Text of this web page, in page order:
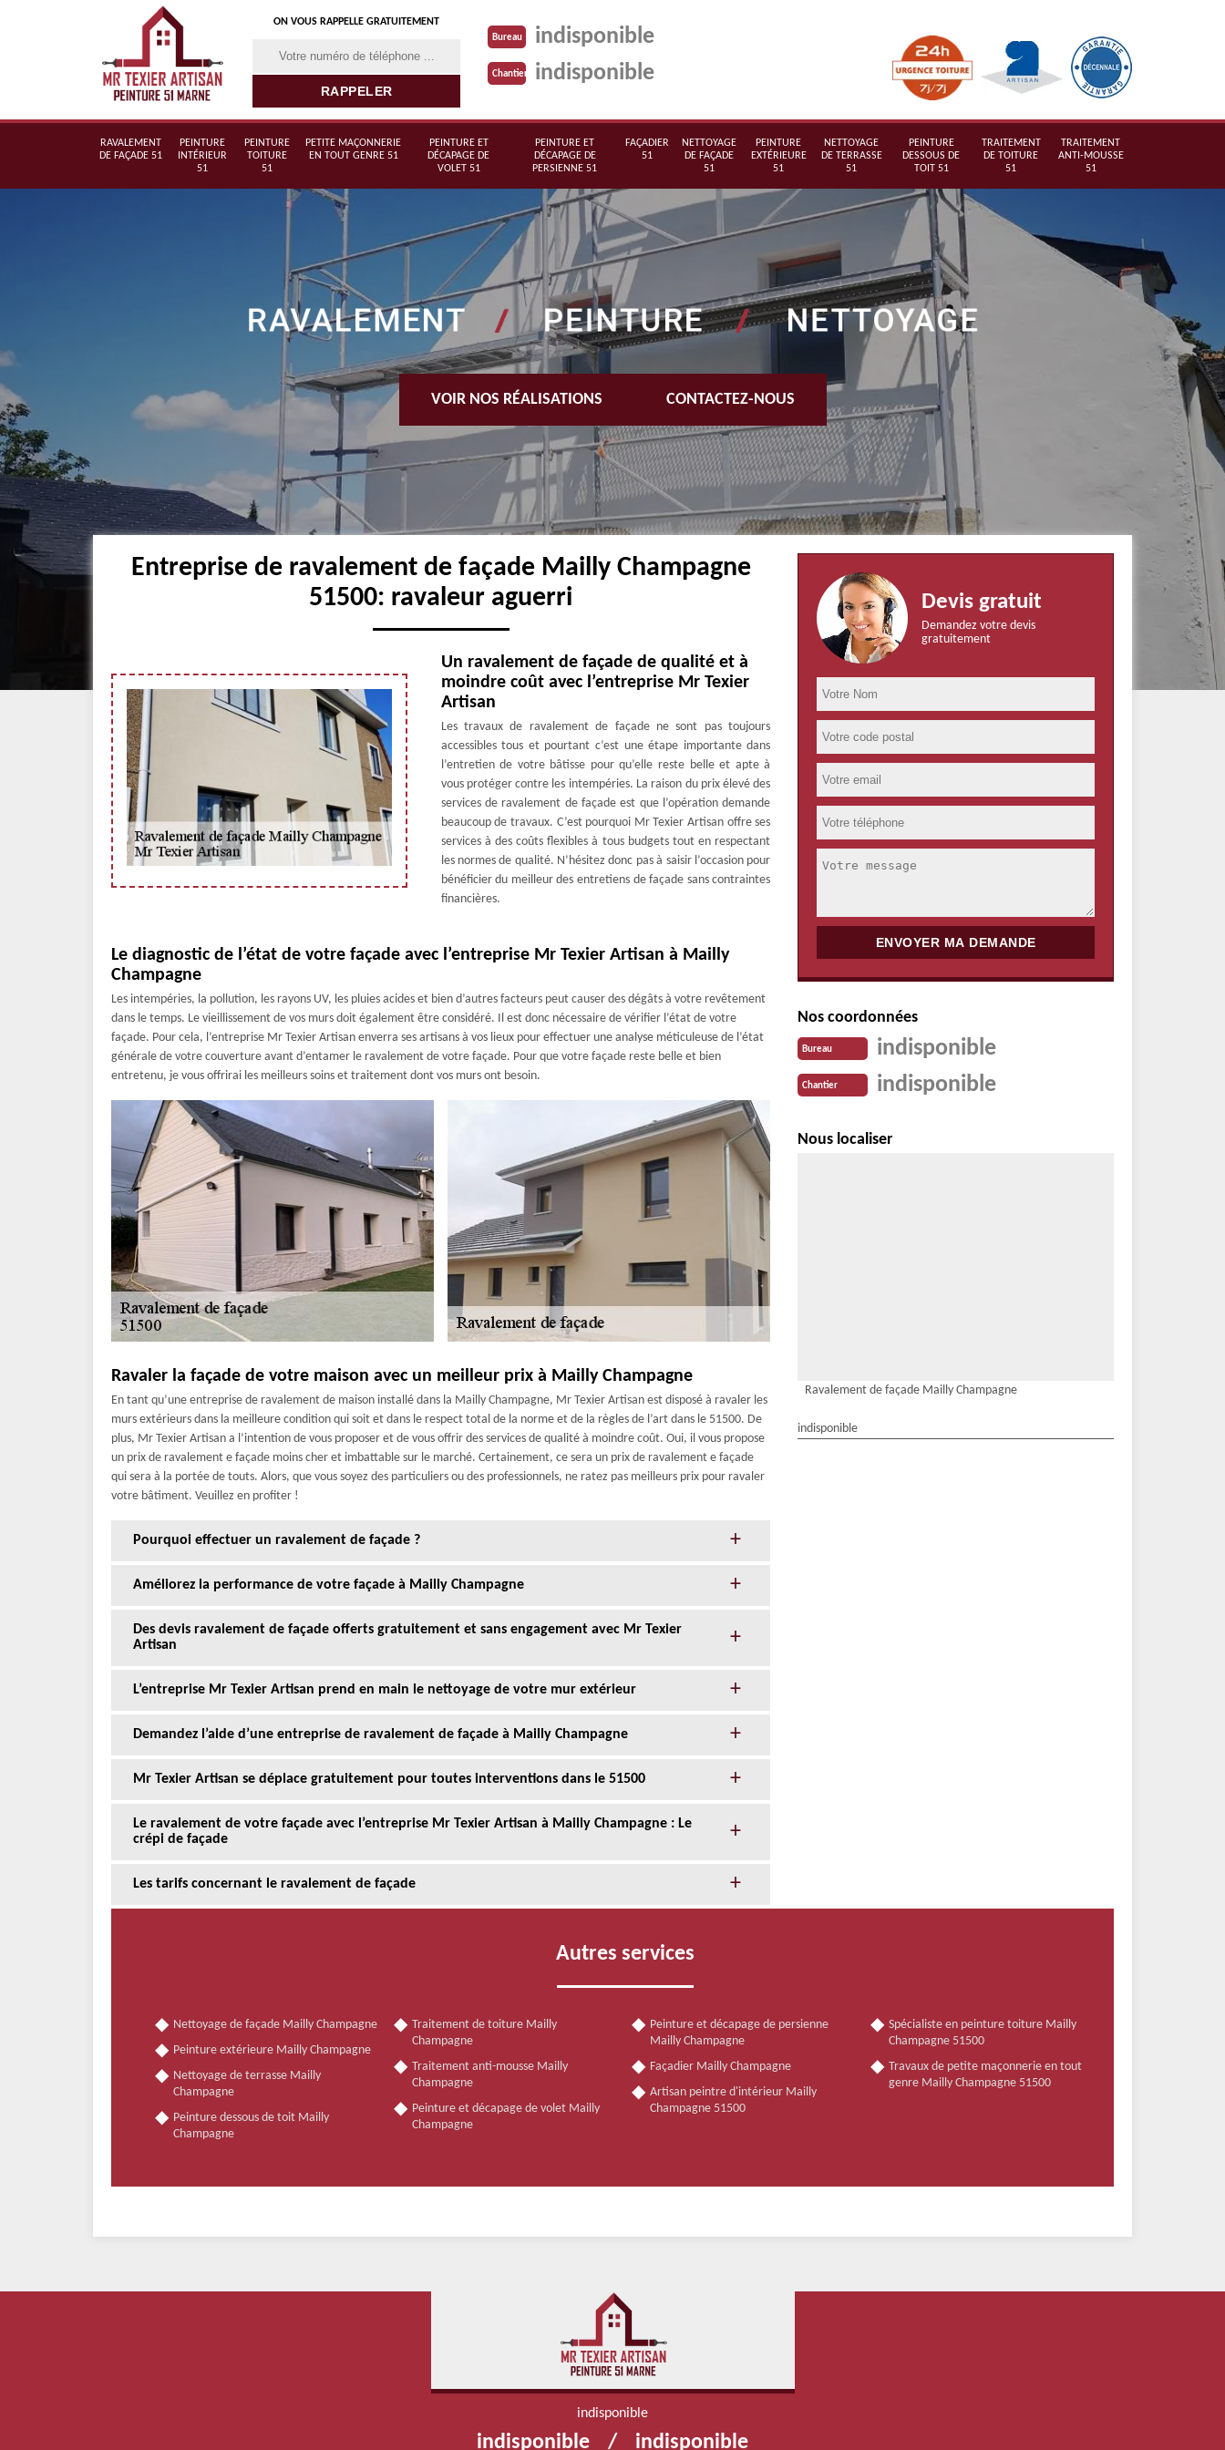
ON VOUS RAPPELLE GRATUITEMENT
Bureau indisponible
Chantier indisponible
RAVALEMENT
DE FAÇADE 51
PEINTURE
INTÉRIEUR
51
PEINTURE
TOITURE
51
PETITE MAÇONNERIE
EN TOUT GENRE 51
PEINTURE ET
DÉCAPAGE DE
VOLET 51
PEINTURE ET
DÉCAPAGE DE
PERSIENNE 51
FAÇADIER
51
NETTOYAGE
DE FAÇADE
51
PEINTURE
EXTÉRIEURE
51
NETTOYAGE
DE TERRASSE
51
PEINTURE
DESSOUS DE
TOIT 51
TRAITEMENT
DE TOITURE
51
TRAITEMENT
ANTI-MOUSSE
51
VOIR NOS RÉALISATIONS CONTACTEZ-NOUS
Entreprise de ravalement de façade Mailly Champagne
51500: ravaleur aguerri
Un ravalement de façade de qualité et à
moindre coût avec l’entreprise Mr Texier
Artisan
Les travaux de ravalement de façade ne sont pas toujours
accessibles tous et pourtant c’est une étape importante dans
l’entretien de votre bâtisse pour qu’elle reste belle et apte à
vous protéger contre les intempéries. La raison du prix élevé des
services de ravalement de façade est que l’opération demande
beaucoup de travaux. C’est pourquoi Mr Texier Artisan offre ses
services à des coûts flexibles à tous budgets tout en respectant
les normes de qualité. N’hésitez donc pas à saisir l’occasion pour
bénéficier du meilleur des entretiens de façade sans contraintes
financières.
Le diagnostic de l’état de votre façade avec l’entreprise Mr Texier Artisan à Mailly
Champagne
Les intempéries, la pollution, les rayons UV, les pluies acides et bien d’autres facteurs peut causer des dégâts à votre revêtement
dans le temps. Le vieillissement de vos murs doit également être considéré. Il est donc nécessaire de vérifier l’état de votre
façade. Pour cela, l’entreprise Mr Texier Artisan enverra ses artisans à vos lieux pour effectuer une analyse méticuleuse de l’état
générale de votre couverture avant d’entamer le ravalement de votre façade. Pour que votre façade reste belle et bien
entretenu, je vous offrirai les meilleurs soins et traitement dont vos murs ont besoin.
Ravaler la façade de votre maison avec un meilleur prix à Mailly Champagne
En tant qu’une entreprise de ravalement de maison installé dans la Mailly Champagne, Mr Texier Artisan est disposé à ravaler les
murs extérieurs dans la meilleure condition qui soit et dans le respect total de la norme et de la règles de l’art dans le 51500. De
plus, Mr Texier Artisan a l’intention de vous proposer et de vous offrir des services de qualité à moindre coût. Oui, il vous propose
un prix de ravalement e façade moins cher et imbattable sur le marché. Certainement, ce sera un prix de ravalement e façade
qui sera à la portée de touts. Alors, que vous soyez des particuliers ou des professionnels, ne ratez pas meilleurs prix pour ravaler
votre bâtiment. Veuillez en profiter !
Pourquoi effectuer un ravalement de façade ?
Améliorez la performance de votre façade à Mailly Champagne
Des devis ravalement de façade offerts gratuitement et sans engagement avec Mr Texier
Artisan
L’entreprise Mr Texier Artisan prend en main le nettoyage de votre mur extérieur
Demandez l’aide d’une entreprise de ravalement de façade à Mailly Champagne
Mr Texier Artisan se déplace gratuitement pour toutes interventions dans le 51500
Le ravalement de votre façade avec l’entreprise Mr Texier Artisan à Mailly Champagne : Le
crépi de façade
Les tarifs concernant le ravalement de façade
Devis gratuit
Demandez votre devis
gratuitement
Nos coordonnées
Bureau indisponible
Chantier indisponible
Nous localiser
Ravalement de façade Mailly Champagne
indisponible
Autres services
Nettoyage de façade Mailly Champagne
Peinture extérieure Mailly Champagne
Nettoyage de terrasse Mailly
Champagne
Peinture dessous de toit Mailly
Champagne
Traitement de toiture Mailly
Champagne
Traitement anti-mousse Mailly
Champagne
Peinture et décapage de volet Mailly
Champagne
Peinture et décapage de persienne
Mailly Champagne
Façadier Mailly Champagne
Artisan peintre d'intérieur Mailly
Champagne 51500
Spécialiste en peinture toiture Mailly
Champagne 51500
Travaux de petite maçonnerie en tout
genre Mailly Champagne 51500
indisponible
indisponible / indisponible